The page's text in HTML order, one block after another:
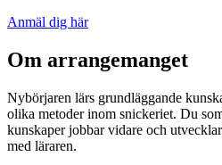
Anmäl dig här
Om arrangemanget
Nybörjaren lärs grundläggande
olika metoder inom snickeriet. Du
kunskaper jobbar vidare och
med läraren.